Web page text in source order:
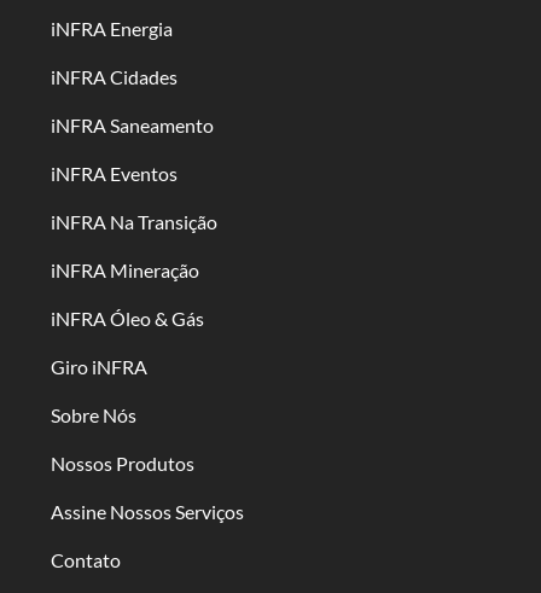
iNFRA Energia
iNFRA Cidades
iNFRA Saneamento
iNFRA Eventos
iNFRA Na Transição
iNFRA Mineração
iNFRA Óleo & Gás
Giro iNFRA
Sobre Nós
Nossos Produtos
Assine Nossos Serviços
Contato